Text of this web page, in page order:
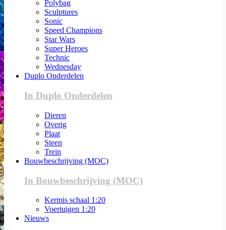
Polybag
Sculptures
Sonic
Speed Champions
Star Wars
Super Heroes
Technic
Wednesday
Duplo Onderdelen
In Duplo Onderdelen
Dieren
Overig
Plaat
Steen
Trein
Bouwbeschrijving (MOC)
In Bouwbeschrijving (MOC)
Kermis schaal 1:20
Voertuigen 1:20
Nieuws